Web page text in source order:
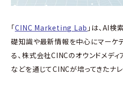
「CINC Marketing Lab 」は、AI
礎知識や最新情報を中心にマーケ
る、株式会社CINCのオウンドメディ
などを通じてCINCが培ってきたナレ